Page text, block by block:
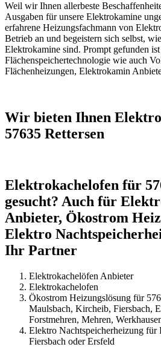
Weil wir Ihnen allerbeste
Ausgaben für unsere Elektrokamine
erfahrene Heizungsfachmann von
Betrieb an und begeistern sich selbst,
Elektrokamine sind. Prompt gefunden
Flächenspeichertechnologie wie auch
Flächenheizungen, Elektrokamin
Wir bieten Ihnen
57635 Rettersen
Elektrokachelofen für
gesucht? Auch für
Anbieter, Ökostrom
Elektro
Ihr Partner
Elektrokachelöfen Anbieter
Elektrokachelofen
Ökostrom Heizungslösung für
Maulsbach, Kircheib, Fiersbach,
Forstmehren, Mehren,
Elektro Nachtspeicherheizung für
Fiersbach oder Ersfeld